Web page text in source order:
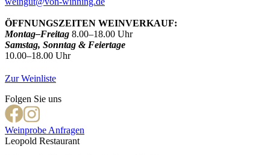
ÖFFNUNGSZEITEN WEINVERKAUF:
Montag–Freitag 8.00–18.00 Uhr
Samstag, Sonntag & Feiertage
10.00–18.00 Uhr
Zur Weinliste
Folgen Sie uns
Weinprobe Anfragen
Leopold Restaurant